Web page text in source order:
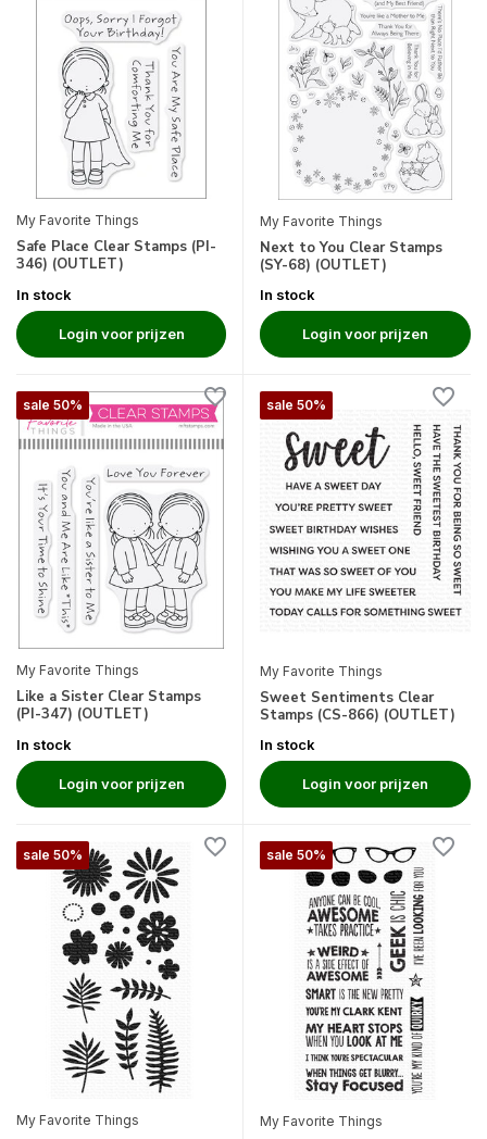
My Favorite Things
Safe Place Clear Stamps (PI-
346) (OUTLET)
In stock
Login voor prijzen
My Favorite Things
Next to You Clear Stamps
(SY-68) (OUTLET)
In stock
Login voor prijzen
sale 50%
My Favorite Things
Like a Sister Clear Stamps
(PI-347) (OUTLET)
In stock
Login voor prijzen
sale 50%
My Favorite Things
Sweet Sentiments Clear
Stamps (CS-866) (OUTLET)
In stock
Login voor prijzen
sale 50%
My Favorite Things
sale 50%
My Favorite Things